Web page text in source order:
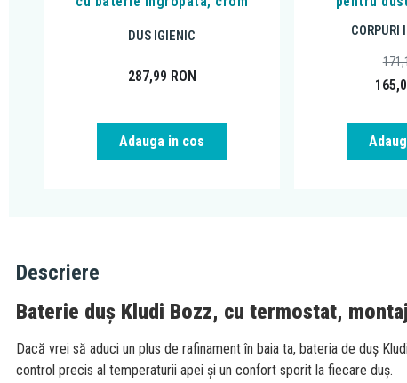
DUS IGIENIC
287,99 RON
Adauga in cos
CORPURI
Descriere
Baterie duș Kludi Bozz, cu termostat,
Dacă vrei să aduci un plus de rafinament în baia ta, bateria de duș
control precis al temperaturii apei și un confort sporit la fiecare duș.